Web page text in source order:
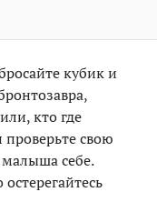
кубик и
кто где
свою
малыша себе.